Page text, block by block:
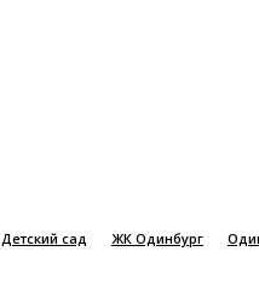
Детский сад ЖК Одинбург